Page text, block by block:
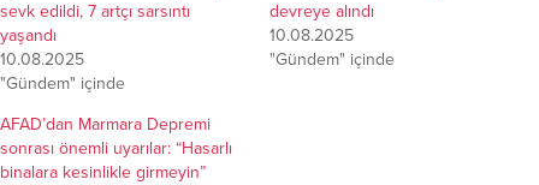
sevk edildi, 7 artçı sarsıntı
yaşandı
10.08.2025
"Gündem" içinde
devreye alındı
10.08.2025
"Gündem" içinde
AFAD’dan Marmara Depremi
sonrası önemli uyarılar: “Hasarlı
binalara kesinlikle girmeyin”